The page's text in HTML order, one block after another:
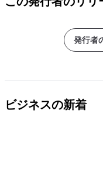
発行者
ビジネスの新着